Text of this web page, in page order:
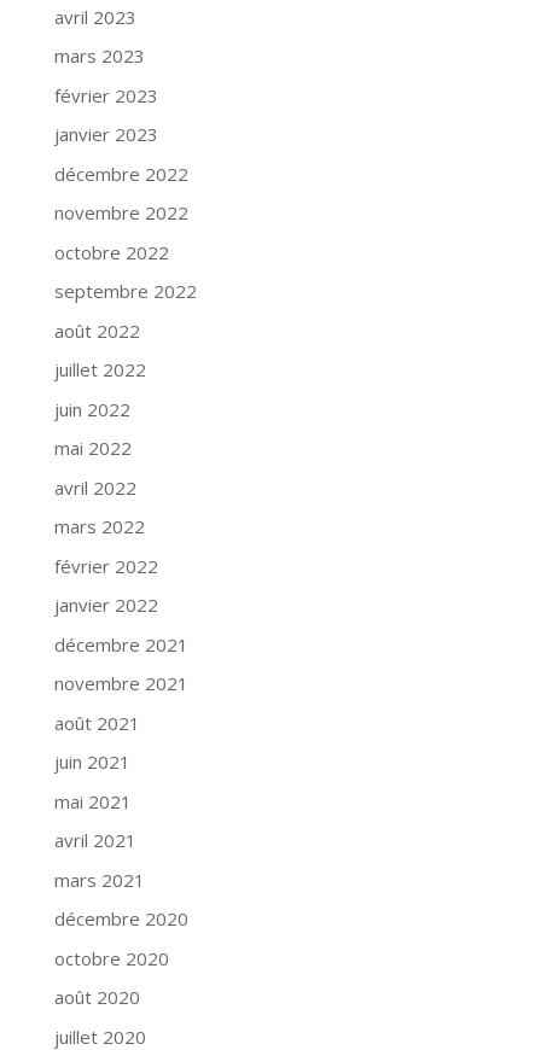
avril 2023
mars 2023
février 2023
janvier 2023
décembre 2022
novembre 2022
octobre 2022
septembre 2022
août 2022
juillet 2022
juin 2022
mai 2022
avril 2022
mars 2022
février 2022
janvier 2022
décembre 2021
novembre 2021
août 2021
juin 2021
mai 2021
avril 2021
mars 2021
décembre 2020
octobre 2020
août 2020
juillet 2020